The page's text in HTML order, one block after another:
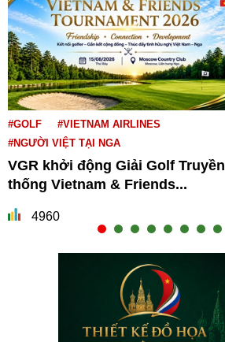
#GOLF
#VIETNAM AIRLINES
#NGƯỜI VIỆT TẠI NGA
VGR khởi động Giải Golf Truyền
thống Vietnam & Friends...
4960